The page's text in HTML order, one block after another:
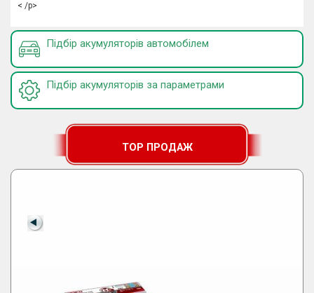
< /p>
Підбір акумуляторів автомобілем
Підбір акумуляторів за параметрами
TOP ПРОДАЖ